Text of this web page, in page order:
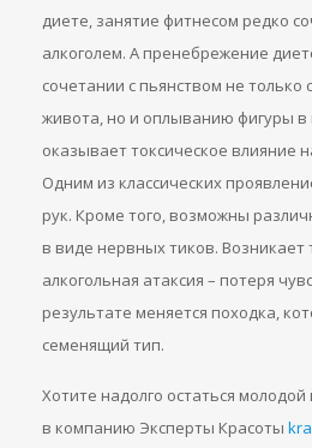
диете, занятие фитнесом редко
алкоголем. А пренебрежение
сочетании с пьянством не только
живота, но и оплыванию фигуры в
оказывает токсическое влияние
Одним из классических
рук. Кроме того, возможны
в виде нервных тиков. Возникает
алкогольная атаксия – потеря
результате меняется походка,
семенящий тип.
Хотите надолго остаться
в компанию Эксперты Красоты